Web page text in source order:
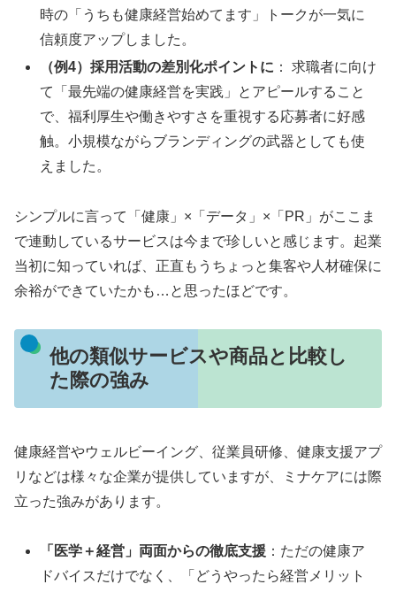
時の「うちも健康経営始めてます」トークが一気に
信頼度アップしました。
（例4）採用活動の差別化ポイントに ： 求職者に向け
て「最先端の健康経営を実践」とアピールすること
で、福利厚生や働きやすさを重視する応募者に好感
触。小規模ながらブランディングの武器としても使
えました。
シンプルに言って「健康」×「データ」×「PR」がここま
で連動しているサービスは今まで珍しいと感じます。起業
当初に知っていれば、正直もうちょっと集客や人材確保に
余裕ができていたかも…と思ったほどです。
他の類似サービスや商品と比較し
た際の強み
健康経営やウェルビーイング、従業員研修、健康支援アプ
リなどは様々な企業が提供していますが、ミナケアには際
立った強みがあります。
「医学＋経営」両面からの徹底支援 ：ただの健康ア
ドバイスだけでなく、「どうやったら経営メリット